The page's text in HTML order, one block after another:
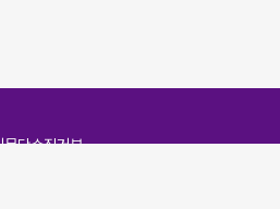
무단수집거부